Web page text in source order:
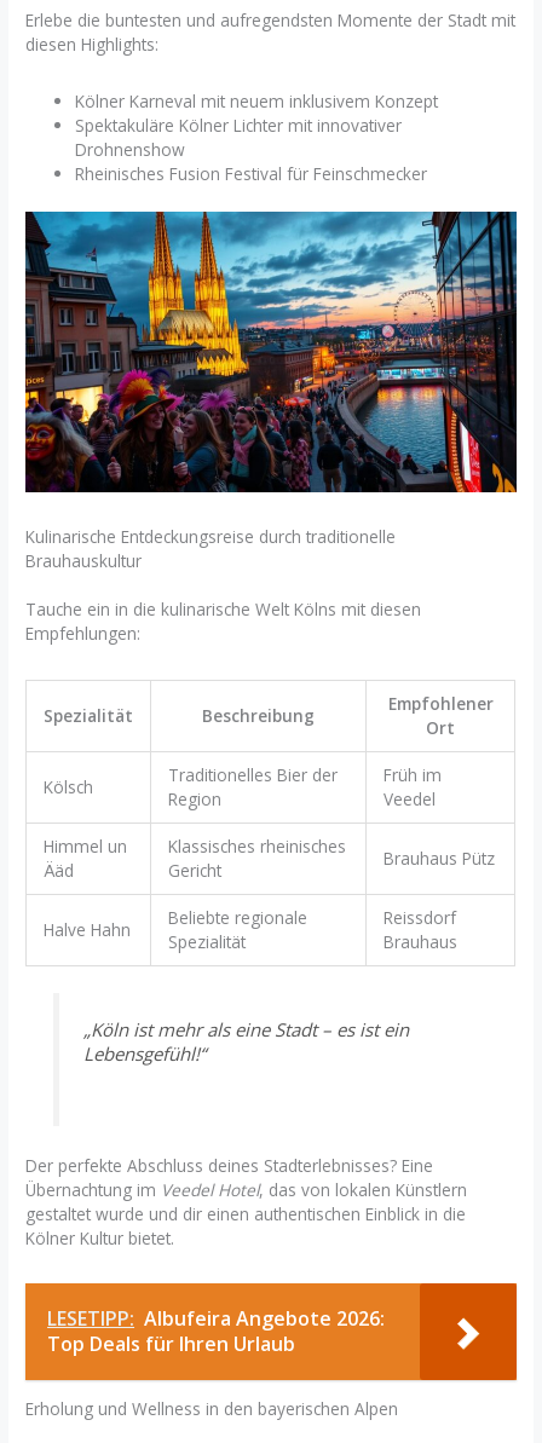
Erlebe die buntesten und aufregendsten Momente der Stadt mit
diesen Highlights:
Kölner Karneval mit neuem inklusivem Konzept
Spektakuläre Kölner Lichter mit innovativer
Drohnenshow
Rheinisches Fusion Festival für Feinschmecker
Kulinarische Entdeckungsreise durch traditionelle
Brauhauskultur
Tauche ein in die kulinarische Welt Kölns mit diesen
Empfehlungen:
Spezialität Beschreibung
Empfohlener
Ort
Kölsch
Traditionelles Bier der
Region
Früh im
Veedel
Himmel un
Ääd
Klassisches rheinisches
Gericht
Brauhaus Pütz
Halve Hahn
Beliebte regionale
Spezialität
Reissdorf
Brauhaus
„Köln ist mehr als eine Stadt – es ist ein
Lebensgefühl!“
Der perfekte Abschluss deines Stadterlebnisses? Eine
Übernachtung im Veedel Hotel, das von lokalen Künstlern
gestaltet wurde und dir einen authentischen Einblick in die
Kölner Kultur bietet.
LESETIPP: Albufeira Angebote 2026:
Top Deals für Ihren Urlaub
Erholung und Wellness in den bayerischen Alpen